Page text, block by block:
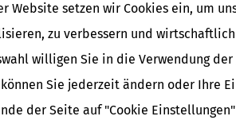
Website setzen wir Cookies ein, um
zu verbessern und
willigen Sie in die Verwendung
können Sie jederzeit ändern oder Ihre
der Seite auf "Cookie
die Sie im Verein brauchen – u.a.
und Ehrenamtliche